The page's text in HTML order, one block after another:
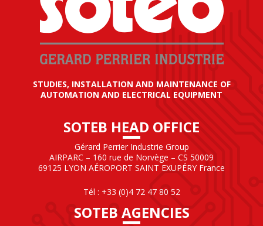
STUDIES, INSTALLATION AND MAINTENANCE OF
AUTOMATION AND ELECTRICAL EQUIPMENT
SOTEB HEAD OFFICE
Gérard Perrier Industrie Group
AIRPARC – 160 rue de Norvège – CS 50009
69125 LYON AÉROPORT SAINT EXUPÉRY France
Tél : +33 (0)4 72 47 80 52
SOTEB AGENCIES